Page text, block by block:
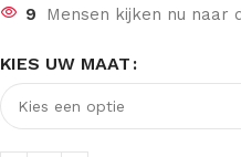
9 Mensen kijken nu naar
KIES UW MAAT